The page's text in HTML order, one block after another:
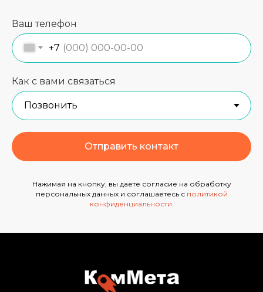
Ваш телефон
+7
Как с вами связаться
Отправить контакт
Нажимая на кнопку, вы даете согласие на обработку
персональных данных и соглашаетесь с политикой
конфиденциальности